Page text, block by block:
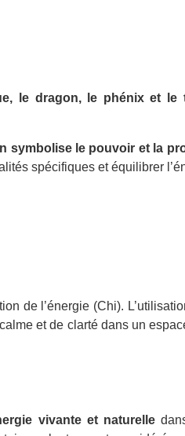
le dragon, le phénix et le
symbolise le pouvoir et la
spécifiques et équilibrer
de l’énergie (Chi).
et de clarté dans un
vivante et naturelle